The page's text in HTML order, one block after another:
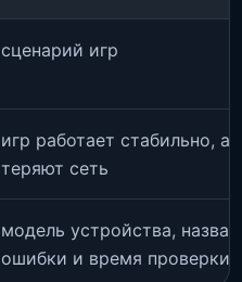
сценарий игр
игр работает стабильно,
теряют сеть
модель устройства,
ошибки и время проверки